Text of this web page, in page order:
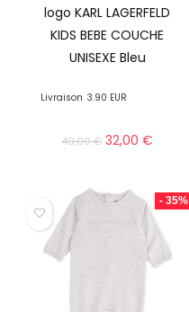
logo KARL LAGERFELD
KIDS BEBE COUCHE
UNISEXE Bleu
Livraison 3.90 EUR
49,00€ 32,00€
- 35%